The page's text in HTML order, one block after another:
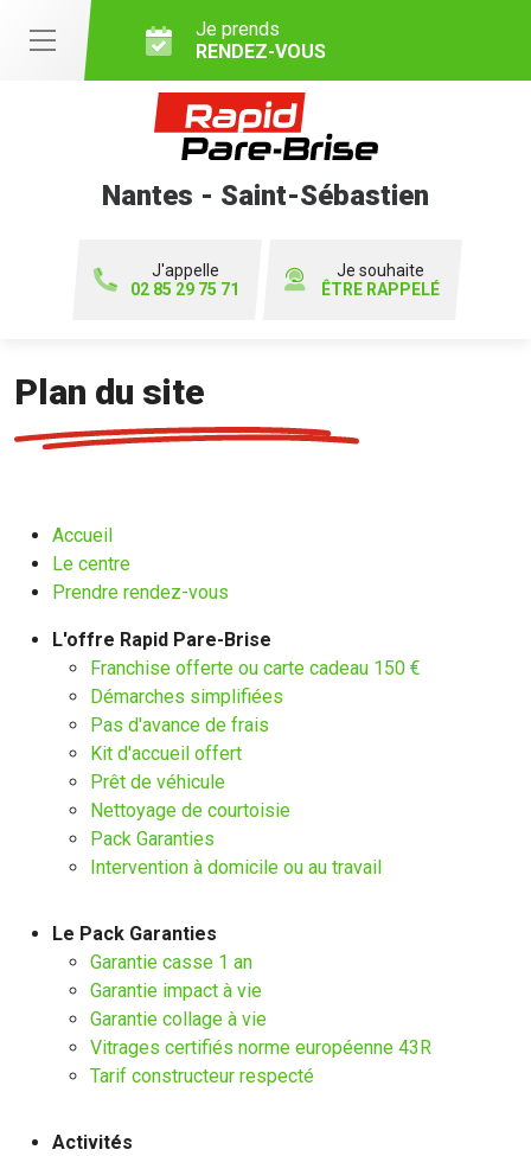
Je prends
RENDEZ-VOUS
Nantes - Saint-Sébastien
J'appelle
02 85 29 75 71
Je souhaite
ÊTRE RAPPELÉ
Plan du site
Accueil
Le centre
Prendre rendez-vous
L'offre Rapid Pare-Brise
Franchise offerte ou carte cadeau 150 €
Démarches simplifiées
Pas d'avance de frais
Kit d'accueil offert
Prêt de véhicule
Nettoyage de courtoisie
Pack Garanties
Intervention à domicile ou au travail
Le Pack Garanties
Garantie casse 1 an
Garantie impact à vie
Garantie collage à vie
Vitrages certifiés norme européenne 43R
Tarif constructeur respecté
Activités